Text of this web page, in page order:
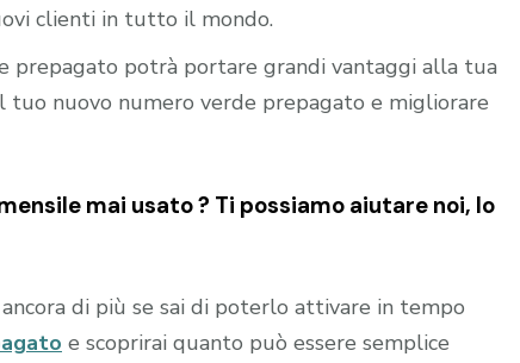
clienti in tutto il mondo.
prepagato potrà portare grandi vantaggi alla tua
nuovo numero verde prepagato e migliorare
mai usato ? Ti possiamo aiutare noi, lo
di più se sai di poterlo attivare in tempo
e scoprirai quanto può essere semplice